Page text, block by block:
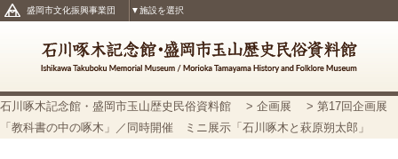
盛岡市文化振興事業団 ▼施設を選択
石川啄木記念館・盛岡市玉山歴史民俗資料館 > 企画展
> 第17回企画展
「教科書の中の啄木」／同時開催 ミニ展示「石川啄木と萩原朔太郎」